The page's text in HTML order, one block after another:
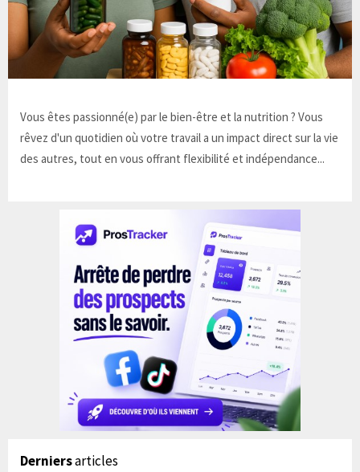
Vous êtes passionné(e) par le bien-être et la nutrition ? Vous
rêvez d'un quotidien où votre travail a un impact direct sur la vie
des autres, tout en vous offrant flexibilité et indépendance...
Derniersarticles